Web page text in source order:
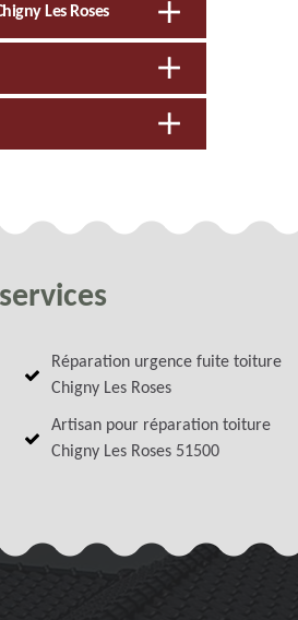
Les Roses
Réparation urgence fuite toiture
Chigny Les Roses
Artisan pour réparation toiture
Chigny Les Roses 51500